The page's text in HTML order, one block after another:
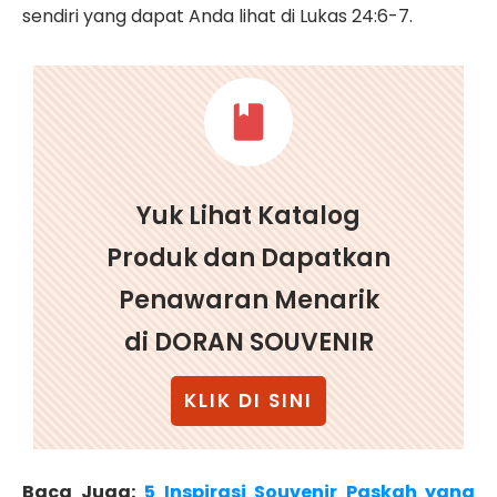
sendiri yang dapat Anda lihat di Lukas 24:6-7.
Yuk Lihat Katalog
Produk dan Dapatkan
Penawaran Menarik
di DORAN SOUVENIR
KLIK DI SINI